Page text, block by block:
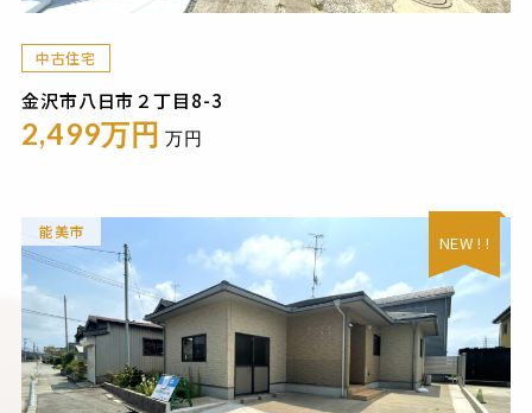
中古住宅
金沢市八日市２丁目8-3
2,499万円 万円
能美市
NEW ! !